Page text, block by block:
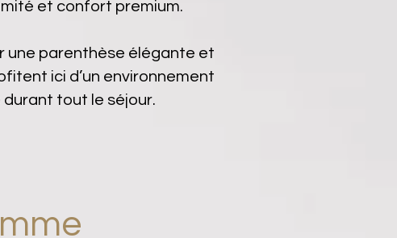
et confort premium.
une parenthèse élégante et
ici d’un environnement
tout le séjour.